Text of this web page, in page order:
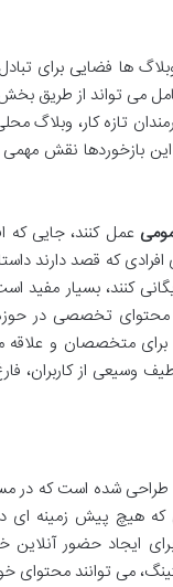
ها فضایی برای
تواند از طریق بخش
تازه کار، وبلاگ
بازخوردها نقش
عمل کنند، جایی که
که قصد دارند
کنند، بسیار مفید
تخصصی در
متخصصان و
وسیعی از کاربران،
شده است که در
که هیچ پیش زمینه ای
ایجاد حضور
می توانند محتوای